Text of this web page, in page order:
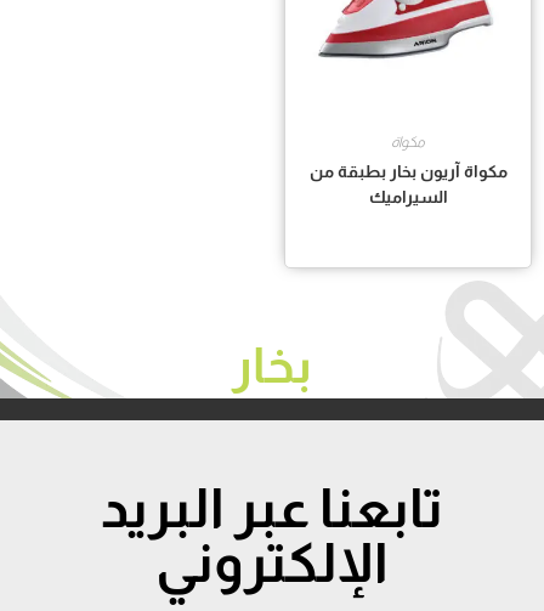
مكواة
مكواة آريون بخار بطبقة من
السيراميك
بخار
تابعنا عبر البريد
الإلكتروني